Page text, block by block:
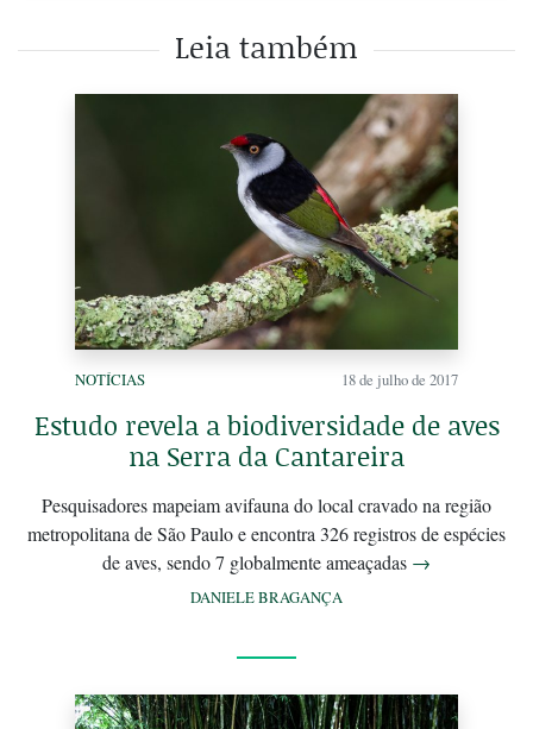
Leia também
NOTÍCIAS 18 de julho de 2017
Estudo revela a biodiversidade de aves
na Serra da Cantareira
Pesquisadores mapeiam avifauna do local cravado na região
metropolitana de São Paulo e encontra 326 registros de espécies
de aves, sendo 7 globalmente ameaçadas →
DANIELE BRAGANÇA